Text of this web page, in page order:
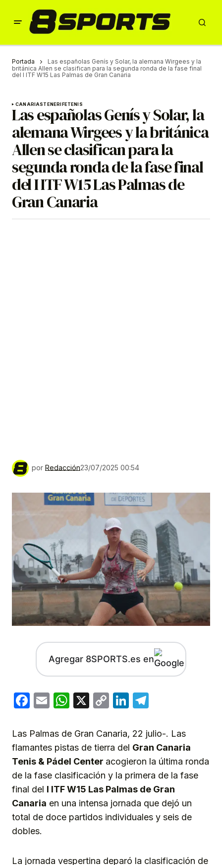
Portada
Las españolas Genís y Solar, la alemana Wirgees y la
británica Allen se clasifican para la segunda ronda de la fase final
del I ITF W15 Las Palmas de Gran Canaria
CANARIASTENERIFETENIS
Las españolas Genís y Solar, la
alemana Wirgees y la británica
Allen se clasifican para la
segunda ronda de la fase final
del I ITF W15 Las Palmas de
Gran Canaria
por Redacción23/07/2025 00:54
Agregar 8SPORTS.es en
Facebook
EmailWhatsApp
X
CopyLinkedIn
Las Palmas de Gran Canaria, 22 julio-. Las
flamantes pistas de tierra del Gran Canaria
Tenis & Pádel Center acogieron la última ronda
de la fase clasificación y la primera de la fase
final del I ITF W15 Las Palmas de Gran
Canaria en una intensa jornada que dejó un
total de doce partidos individuales y seis de
dobles.
La jornada vespertina deparó la clasificación de